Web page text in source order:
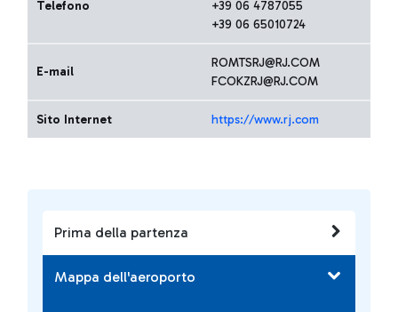
Prima della partenza
Mappa dell'aeroporto
Telefono
+39 06 4787055
+39 06 65010724
E-mail
ROMTSRJ@RJ.COM
FCOKZRJ@RJ.COM
Sito Internet https://www.rj.com